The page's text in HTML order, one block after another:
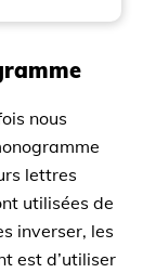
nous
lettres
utilisées de
inverser, les
est d’utiliser